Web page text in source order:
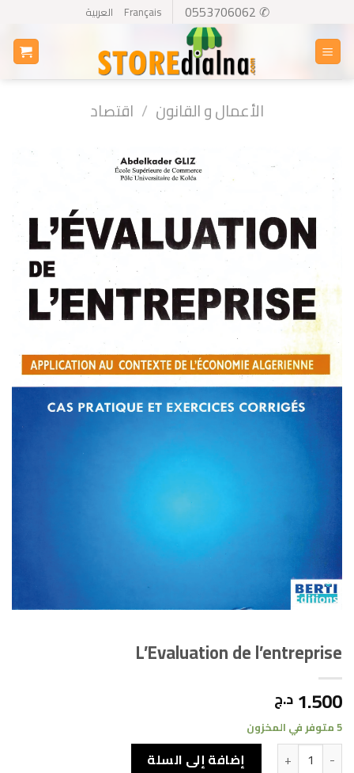
content
✆ 0553706062
Français العربية
الأعمال و القانون / اقتصاد
L’Evaluation de l’entreprise
1.500 د.ج
5 متوفر في المخزون
كمية L'Evaluation de l'entreprise إضافة إلى السلة